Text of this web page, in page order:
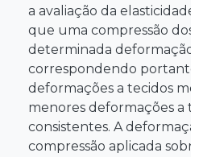
a avaliação da
que uma compressão dos
determinada deformação
correspondendo portanto
deformações a tecidos
menores deformações a
consistentes. A
compressão aplicada